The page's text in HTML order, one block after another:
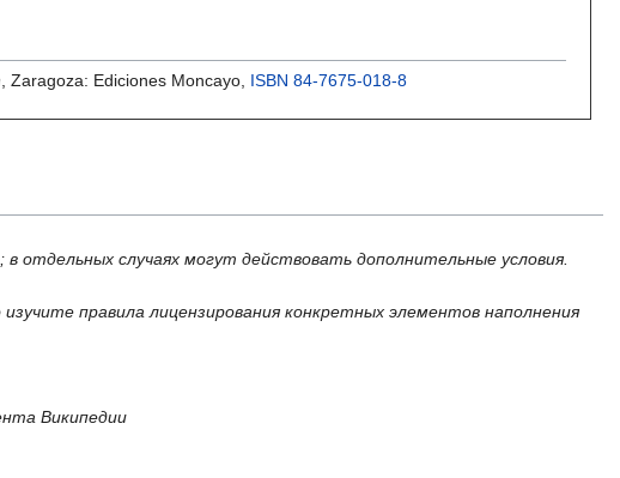
, Zaragoza: Ediciones Moncayo, ISBN 84-7675-018-8
; в отдельных случаях могут действовать дополнительные условия.
правила лицензирования конкретных элементов наполнения
Википедии